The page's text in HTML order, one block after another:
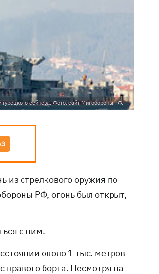
сейнера. Фото: сайт Минобороны РФ.
стрелкового оружия по
РФ, огонь был открыт,
с ним.
около 1 тыс. метров
борта. Несмотря на